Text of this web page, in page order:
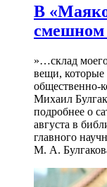
В
смешном
»…склад
вещи, которые
общественно-
Михаил
подробнее о
августа в
главного
М. А.